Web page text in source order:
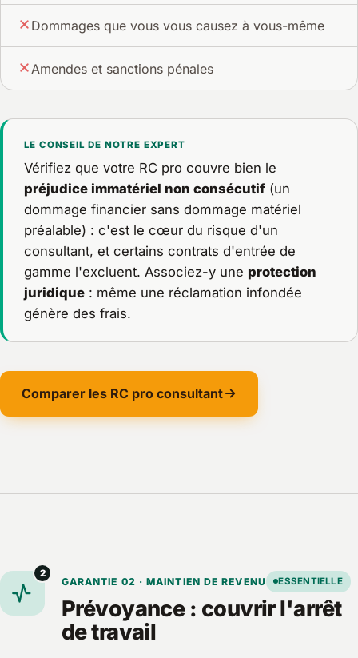
Dommages que vous vous causez à vous-même
Amendes et sanctions pénales
LE CONSEIL DE NOTRE EXPERT
Vérifiez que votre RC pro couvre bien le
préjudice immatériel non consécutif(un
dommage financier sans dommage matériel
préalable) : c'est le cœur du risque d'un
consultant, et certains contrats d'entrée de
gamme l'excluent. Associez-y une protection
juridique: même une réclamation infondée
génère des frais.
Comparer les RC pro consultant
2
GARANTIE 02 · MAINTIEN DE REVENU ESSENTIELLE
Prévoyance : couvrir l'arrêt
de travail